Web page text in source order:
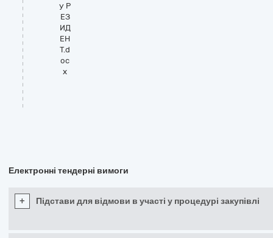
у Р
ЕЗ
ИД
ЕН
Т.d
oc
x
Електронні тендерні вимоги
+ Підстави для відмови в участі у процедурі закупівлі